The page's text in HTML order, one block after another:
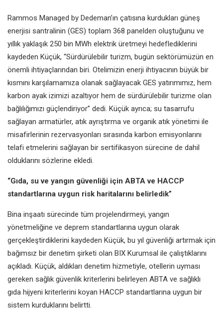
Rammos Managed by Dedeman’ın çatısına kurdukları güneş
enerjisi santralinin (GES) toplam 368 panelden oluştuğunu ve
yıllık yaklaşık 250 bin MWh elektrik üretmeyi hedeflediklerini
kaydeden Küçük, “Sürdürülebilir turizm, bugün sektörümüzün en
önemli ihtiyaçlarından biri. Otelimizin enerji ihtiyacının büyük bir
kısmını karşılamamıza olanak sağlayacak GES yatırımımız, hem
karbon ayak izimizi azaltıyor hem de sürdürülebilir turizme olan
bağlılığımızı güçlendiriyor” dedi. Küçük ayrıca; su tasarrufu
sağlayan armatürler, atık ayrıştırma ve organik atık yönetimi ile
misafirlerinin rezervasyonları sırasında karbon emisyonlarını
telafi etmelerini sağlayan bir sertifikasyon sürecine de dahil
olduklarını sözlerine ekledi.
“Gıda, su ve yangın güvenliği için ABTA ve HACCP
standartlarına uygun risk haritalarını belirledik”
Bina inşaatı sürecinde tüm projelendirmeyi, yangın
yönetmeliğine ve deprem standartlarına uygun olarak
gerçekleştirdiklerini kaydeden Küçük, bu yıl güvenliği artırmak için
bağımsız bir denetim şirketi olan BIX Kurumsal ile çalıştıklarını
açıkladı. Küçük, aldıkları denetim hizmetiyle, otellerin uyması
gereken sağlık güvenlik kriterlerini belirleyen ABTA ve sağlıklı
gıda hijyeni kriterlerini koyan HACCP standartlarına uygun bir
sistem kurduklarını belirtti.